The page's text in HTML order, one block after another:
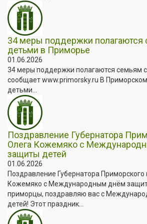
34 меры поддержки полагаются
детьми в Приморье
01.06.2026
34 меры поддержки полагаются семьям
сообщает www.primorsky.ru В
детьми...
Поздравление Губернатора
Олега Кожемяко с
защиты детей
01.06.2026
Поздравление Губернатора Приморского
Кожемяко с Международным днём
приморцы, поздравляю вас с
детей! Этот праздник...